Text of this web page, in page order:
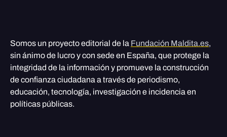
Somos un proyecto editorial de la Fundación Maldita.es,
sin ánimo de lucro y con sede en España, que protege la
integridad de la información y promueve la construcción
de confianza ciudadana a través de periodismo,
educación, tecnología, investigación e incidencia en
políticas públicas.